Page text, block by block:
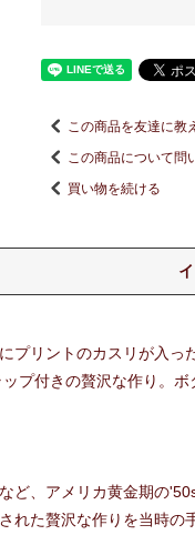
この商品を友達に教
この商品について問
買い物を続ける
リントのカスリが入っ
プ付きの贅沢な作り。
ど、アメリカ黄金期の
た贅沢な作りを当時の